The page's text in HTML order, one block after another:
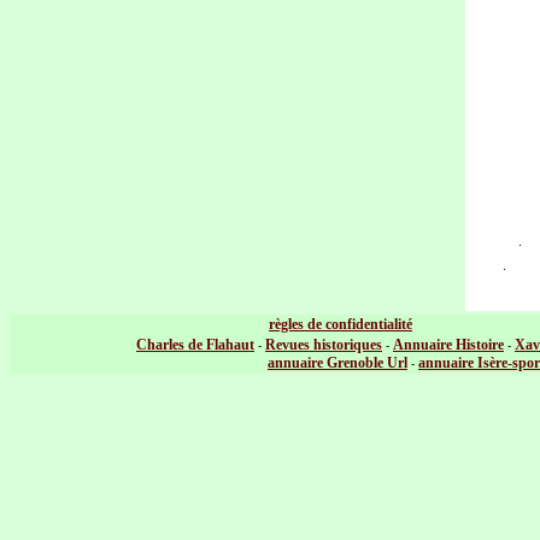
règles de confidentialité
Charles de Flahaut - Revues historiques - Annuaire Histoire -
annuaire Grenoble Url - annuaire Isère-